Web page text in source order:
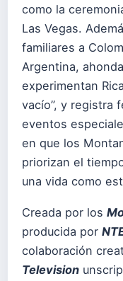
como la
Las Vegas.
familiares a
Argentina,
experimentan
vacío”, y registra
eventos
en que los
priorizan el
una vida como
Creada por los
producida por
colaboración
Television